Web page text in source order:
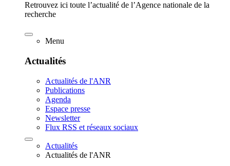
Retrouvez ici toute l’actualité de l’Agence nationale de la
recherche
Menu
Actualités
Actualités de l'ANR
Publications
Agenda
Espace presse
Newsletter
Flux RSS et réseaux sociaux
Actualités
Actualités de l'ANR